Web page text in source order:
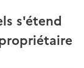
s'étend